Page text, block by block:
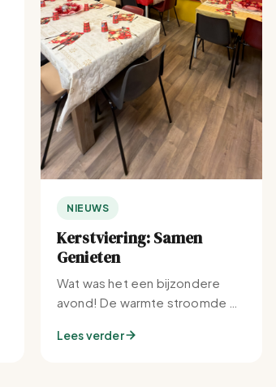
NIEUWS
Kerstviering: Samen
Genieten
Wat was het een bijzondere
avond! De warmte stroomde bij
Lees verder